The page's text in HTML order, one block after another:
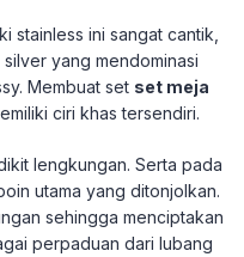
stainless ini sangat cantik,
yang mendominasi
Membuat set set meja
ciri khas tersendiri.
lengkungan. Serta pada
utama yang ditonjolkan.
sehingga menciptakan
perpaduan dari lubang